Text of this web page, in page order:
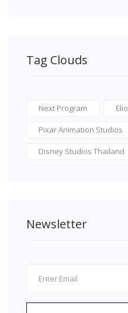
Tag Clouds
Next Program Elio
Pixar Animation Studios
Disney Studios Thailand
Newsletter